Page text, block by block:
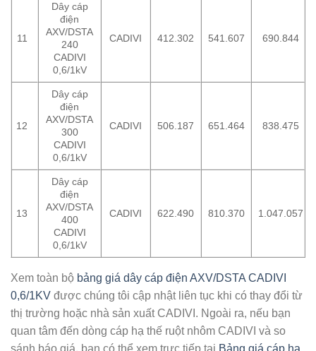
11
Dây cáp
điện
AXV/DSTA
240
CADIVI
0,6/1kV
CADIVI 412.302 541.607 690.844
12
Dây cáp
điện
AXV/DSTA
300
CADIVI
0,6/1kV
CADIVI 506.187 651.464 838.475
13
Dây cáp
điện
AXV/DSTA
400
CADIVI
0,6/1kV
CADIVI 622.490 810.370 1.047.057
Xem toàn bộ bảng giá dây cáp điện AXV/DSTA CADIVI
0,6/1KV được chúng tôi cập nhật liên tục khi có thay đổi từ
thị trường hoặc nhà sản xuất CADIVI. Ngoài ra, nếu bạn
quan tâm đến dòng cáp hạ thế ruột nhôm CADIVI và so